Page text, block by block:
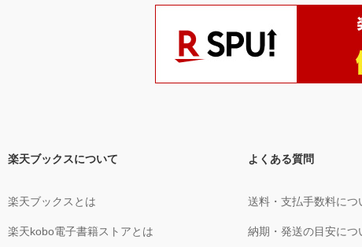
楽天ブックスについて
楽天ブックスとは
楽天kobo電子書籍ストアとは
よくある質問
送料・支払手数料につ
納期・発送の目安につ